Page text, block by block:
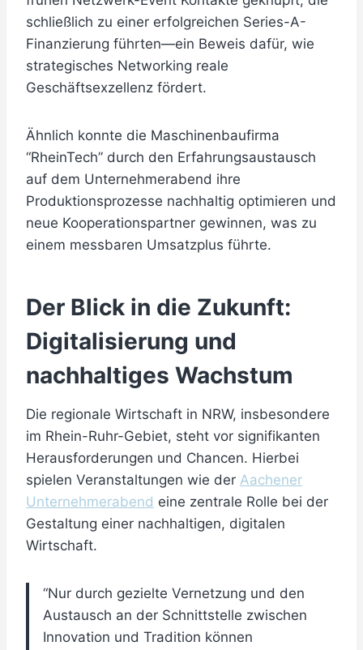
schließlich zu einer erfolgreichen Series-A-
Finanzierung führten—ein Beweis dafür, wie
strategisches Networking reale
Geschäftsexzellenz fördert.
Ähnlich konnte die Maschinenbaufirma
“RheinTech” durch den Erfahrungsaustausch
auf dem Unternehmerabend ihre
Produktionsprozesse nachhaltig optimieren und
neue Kooperationspartner gewinnen, was zu
einem messbaren Umsatzplus führte.
Der Blick in die Zukunft:
Digitalisierung und
nachhaltiges Wachstum
Die regionale Wirtschaft in NRW, insbesondere
im Rhein-Ruhr-Gebiet, steht vor signifikanten
Herausforderungen und Chancen. Hierbei
spielen Veranstaltungen wie der Aachener
Unternehmerabend eine zentrale Rolle bei der
Gestaltung einer nachhaltigen, digitalen
Wirtschaft.
“Nur durch gezielte Vernetzung und den
Austausch an der Schnittstelle zwischen
Innovation und Tradition können